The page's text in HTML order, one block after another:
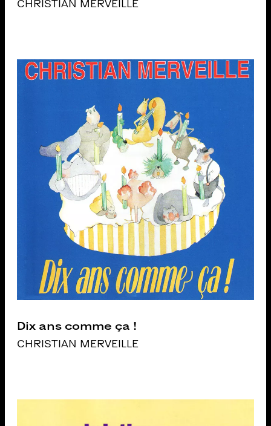
CHRISTIAN MERVEILLE
Dix ans comme ça !
CHRISTIAN MERVEILLE